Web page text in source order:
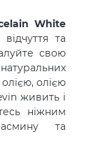
White
та
свою
олією
живить і
ніжним
та